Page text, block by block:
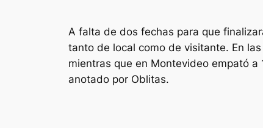
A falta de dos fechas para que
tanto de local como de visitante. En
mientras que en Montevideo empató
anotado por Oblitas.